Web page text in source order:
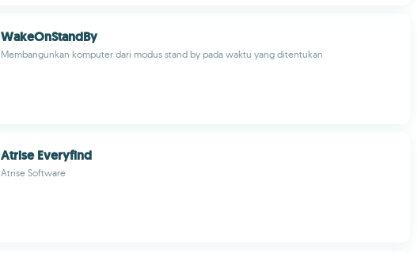
WakeOnStandBy
Membangunkan komputer dari modus stand by pada waktu yang ditentukan
Atrise Everyfind
Atrise Software